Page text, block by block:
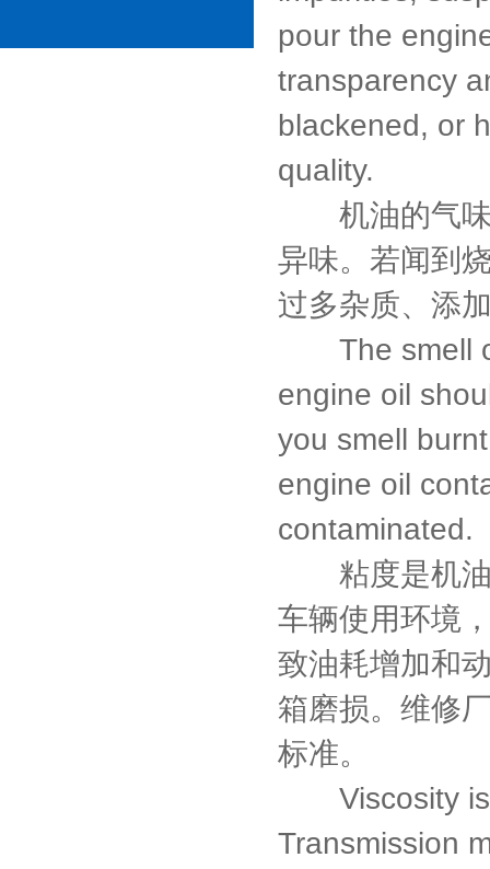
pour the
transparency
blackened, or
quality.
机油的气味
异味。若闻到
过多杂质、添
The smell of
engine oil
you smell
engine oil
contaminated.
粘度是机油
车辆使用环境
致油耗增加和
箱磨损。维修
标准。
Viscosity is
Transmission